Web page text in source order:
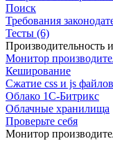
Поиск
Требования
Тесты (6)
Производительность
Монитор
Кеширование
Сжатие css и js файлов
Облако 1С-Битрикс
Облачные хранилища
Проверьте себя
Монитор